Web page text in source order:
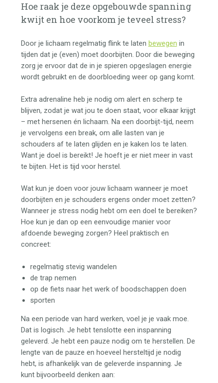
Hoe raak je deze opgebouwde spanning
kwijt en hoe voorkom je teveel stress?
Door je lichaam regelmatig flink te laten bewegen in
tijden dat je (even) moet doorbijten. Door die beweging
zorg je ervoor dat de in je spieren opgeslagen energie
wordt gebruikt en de doorbloeding weer op gang komt.
Extra adrenaline heb je nodig om alert en scherp te
blijven, zodat je wat jou te doen staat, voor elkaar krijgt
– met hersenen én lichaam. Na een doorbijt-tijd, neem
je vervolgens een break, om alle lasten van je
schouders af te laten glijden en je kaken los te laten.
Want je doel is bereikt! Je hoeft je er niet meer in vast
te bijten. Het is tijd voor herstel.
Wat kun je doen voor jouw lichaam wanneer je moet
doorbijten en je schouders ergens onder moet zetten?
Wanneer je stress nodig hebt om een doel te bereiken?
Hoe kun je dan op een eenvoudige manier voor
afdoende beweging zorgen? Heel praktisch en
concreet:
regelmatig stevig wandelen
de trap nemen
op de fiets naar het werk of boodschappen doen
sporten
Na een periode van hard werken, voel je je vaak moe.
Dat is logisch. Je hebt tenslotte een inspanning
geleverd. Je hebt een pauze nodig om te herstellen. De
lengte van de pauze en hoeveel hersteltijd je nodig
hebt, is afhankelijk van de geleverde inspanning. Je
kunt bijvoorbeeld denken aan: